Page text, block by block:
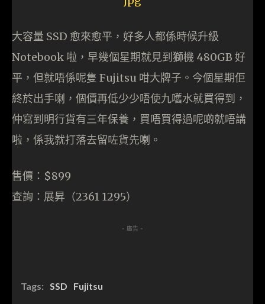
大容量 SSD 愈來愈平，好多人都係時候升級
Notebook 啦，早幾個星期就見到獅機 480GB 好
平，但就唔係呢隻 Fujitsu 咁大牌子。今個星期佢
終於出手喇，個價再低少少唔使九嚿水就買得到，
仲寫到明行貨有三年保養，買唔買得過呢啲就唔講
啦，係我就打落去留咗貨先喇。
售價：$899
查詢：展昇（2361 1295）
- 廣告 -
Tags: SSD Fujitsu